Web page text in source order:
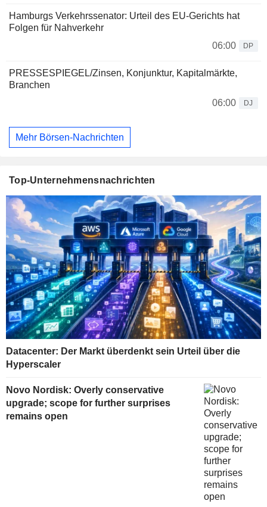
Hamburgs Verkehrssenator: Urteil des EU-Gerichts hat
Folgen für Nahverkehr
06:00
DP
PRESSESPIEGEL/Zinsen, Konjunktur, Kapitalmärkte,
Branchen
06:00
DJ
Mehr Börsen-Nachrichten
Top-Unternehmensnachrichten
Datacenter: Der Markt überdenkt sein Urteil über die
Hyperscaler
Novo Nordisk: Overly conservative
upgrade; scope for further surprises
remains open